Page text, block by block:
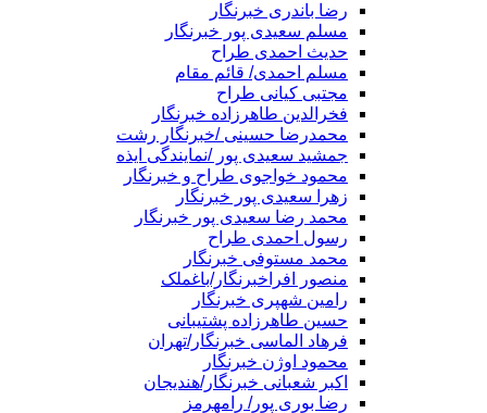
رضا باندری خبرنگار
مسلم سعیدی پور خبرنگار
حدیث احمدی طراح
مسلم احمدی/ قائم مقام
مجتبی کیانی طراح
فخرالدین طاهرزاده خبرنگار
محمدرضا حسینی /خبرنگار رشت
جمشید سعیدی پور /نمایندگی ایذه
محمود خواجوی طراح و خبرنگار
زهرا سعیدی پور خبرنگار
محمد رضا سعیدی پور خبرنگار
رسول احمدی طراح
محمد مستوفی خبرنگار
منصور افراخبرنگار/باغملک
رامین شهپری خبرنگار
حسین طاهرزاده پشتیبانی
فرهاد الماسی خبرنگار/تهران
محمود اوژن خبرنگار
اکبر شعبانی خبرنگار/هندیجان
رضا بوری پور/ رامهرمز